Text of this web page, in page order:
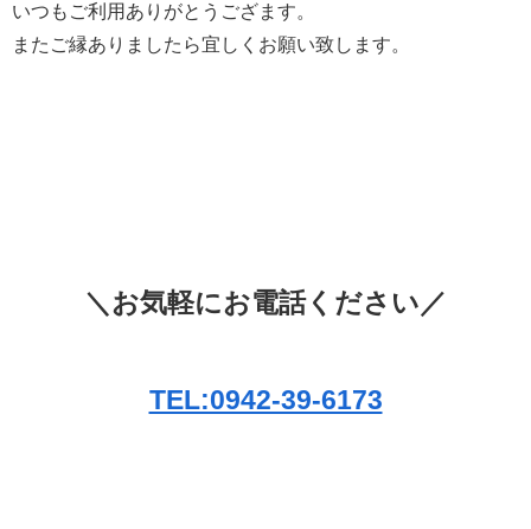
いつもご利用ありがとうござます。
またご縁ありましたら宜しくお願い致します。
＼お気軽にお電話ください／
TEL:0942-39-6173